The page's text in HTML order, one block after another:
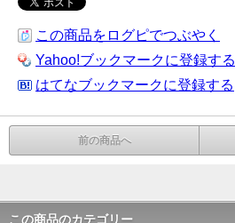
この商品をログピでつぶやく
Yahoo!ブックマークに登録する
はてなブックマークに登録する
前の商品へ
この商品のカテゴリー